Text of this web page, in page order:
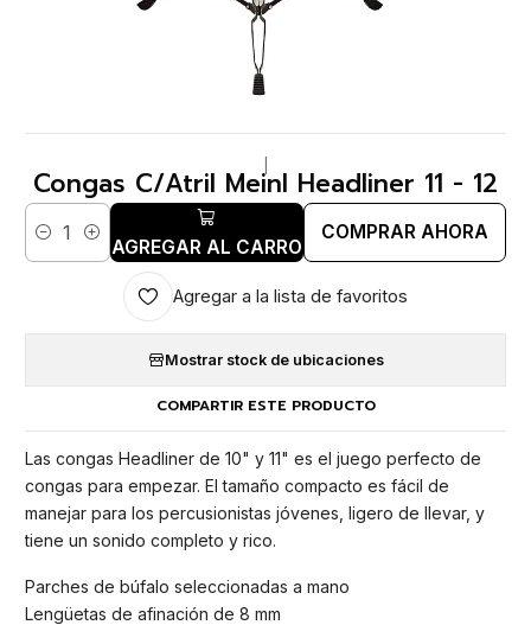
Congas C/Atril Meinl Headliner 11 - 12
Cantidad AGREGAR AL CARRO
COMPRAR AHORA
Agregar a la lista de favoritos
Mostrar stock de ubicaciones
COMPARTIR ESTE PRODUCTO
Las congas Headliner de 10" y 11" es el juego perfecto de
congas para empezar. El tamaño compacto es fácil de
manejar para los percusionistas jóvenes, ligero de llevar, y
tiene un sonido completo y rico.
Parches de búfalo seleccionadas a mano
Lengüetas de afinación de 8 mm